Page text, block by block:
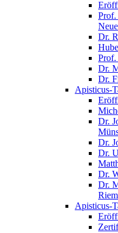
Prof.
Dr.
Prof.
Dr.
Dr.
Apisticus-
Dr.
Dr.
Dr.
Dr.
Dr.
Apisticus-